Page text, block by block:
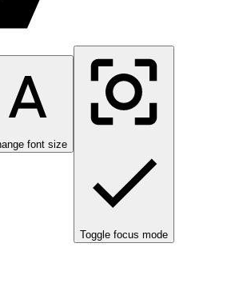
font size
Toggle focus mode